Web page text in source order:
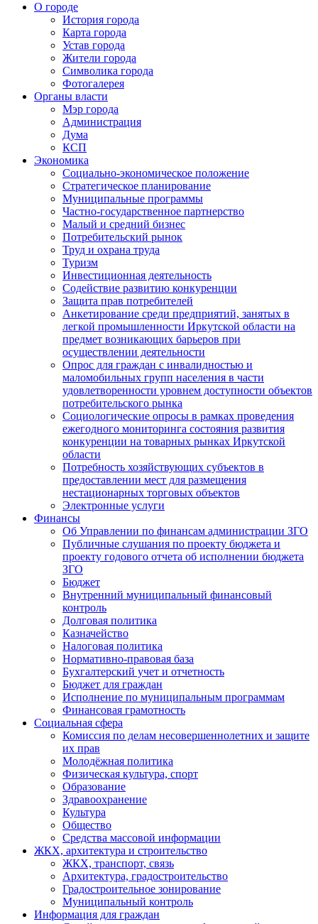
О городе
История города
Карта города
Устав города
Жители города
Символика города
Фотогалерея
Органы власти
Мэр города
Администрация
Дума
КСП
Экономика
Социально-экономическое положение
Стратегическое планирование
Муниципальные программы
Частно-государственное партнерство
Малый и средний бизнес
Потребительский рынок
Труд и охрана труда
Туризм
Инвестиционная деятельность
Содействие развитию конкуренции
Защита прав потребителей
Анкетирование среди предприятий, занятых в
легкой промышленности Иркутской области на
предмет возникающих барьеров при
осуществлении деятельности
Опрос для граждан с инвалидностью и
маломобильных групп населения в части
удовлетворенности уровнем доступности объектов
потребительского рынка
Социологические опросы в рамках проведения
ежегодного мониторинга состояния развития
конкуренции на товарных рынках Иркутской
области
Потребность хозяйствующих субъектов в
предоставлении мест для размещения
нестационарных торговых объектов
Электронные услуги
Финансы
Об Управлении по финансам администрации ЗГО
Публичные слушания по проекту бюджета и
проекту годового отчета об исполнении бюджета
ЗГО
Бюджет
Внутренний муниципальный финансовый
контроль
Долговая политика
Казначейство
Налоговая политика
Нормативно-правовая база
Бухгалтерский учет и отчетность
Бюджет для граждан
Исполнение по муниципальным программам
Финансовая грамотность
Социальная сфера
Комиссия по делам несовершеннолетних и защите
их прав
Молодёжная политика
Физическая культура, спорт
Образование
Здравоохранение
Культура
Общество
Средства массовой информации
ЖКХ, архитектура и строительство
ЖКХ, транспорт, связь
Архитектура, градостроительство
Градостроительное зонирование
Муниципальный контроль
Информация для граждан